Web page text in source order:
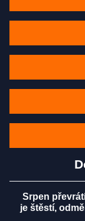
Srpen
je štěstí,